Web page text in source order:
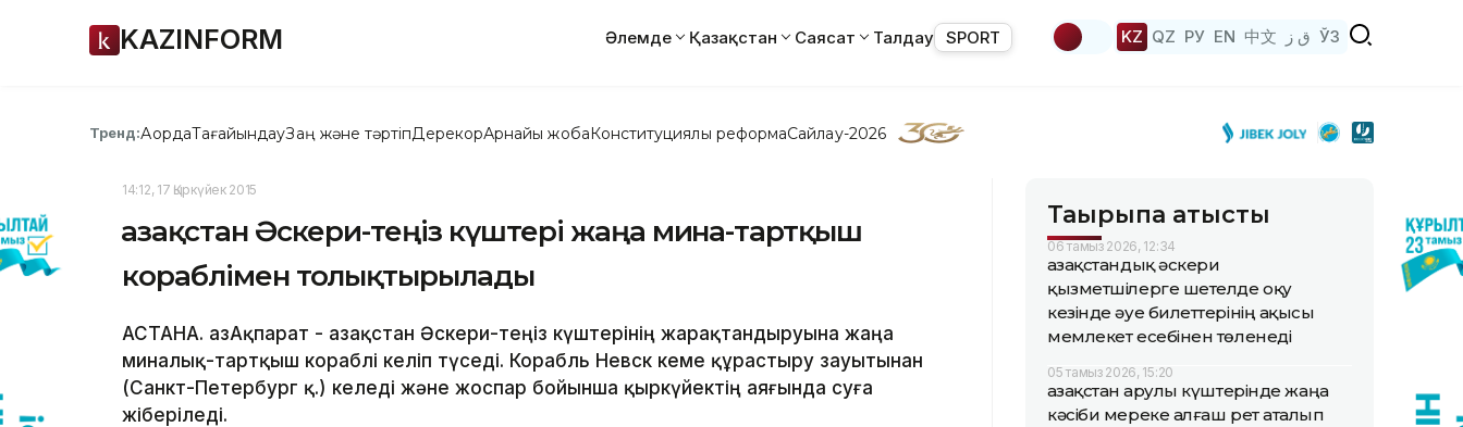
KAZINFORM Әлемде Қазақстан Саясат Талдау SPORT KZ QZ РУ EN 中文 ق ز ЎЗ
Тренд:АқордаТағайындауЗаң және тәртіпДерекқорАрнайы жобаКонституциялық реформаСайлау-2026
14:12, 17 Қыркүйек 2015
Қазақстан Әскери-теңіз күштері жаңа мина-тартқыш
кораблімен толықтырылады
АСТАНА. ҚазАқпарат - Қазақстан Әскери-теңіз күштерінің жарақтандыруына жаңа
миналық-тартқыш кораблі келіп түседі. Корабль Невск кеме құрастыру зауытынан
(Санкт-Петербург қ.) келеді және жоспар бойынша қыркүйектің аяғында суға
жіберіледі.
Тақырыпқа қатысты
06 тамыз 2026, 12:34
Қазақстандық әскери
қызметшілерге шетелде оқу
кезінде әуе билеттерінің ақысы
мемлекет есебінен төленеді
05 тамыз 2026, 15:20
Қазақстан Қарулы күштерінде жаңа
кәсіби мереке алғаш рет аталып